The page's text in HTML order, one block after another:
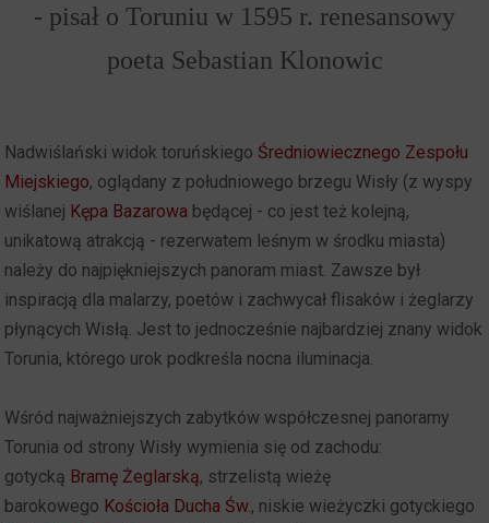
- pisał o Toruniu w 1595 r. renesansowy
poeta Sebastian Klonowic
Nadwiślański widok toruńskiego Średniowiecznego Zespołu
Miejskiego, oglądany z południowego brzegu Wisły (z wyspy
wiślanej Kępa Bazarowa będącej - co jest też kolejną,
unikatową atrakcją - rezerwatem leśnym w środku miasta)
należy do najpiękniejszych panoram miast. Zawsze był
inspiracją dla malarzy, poetów i zachwycał flisaków i żeglarzy
płynących Wisłą. Jest to jednocześnie najbardziej znany widok
Torunia, którego urok podkreśla nocna iluminacja.
Wśród najważniejszych zabytków współczesnej panoramy
Torunia od strony Wisły wymienia się od zachodu:
gotycką Bramę Żeglarską, strzelistą wieżę
barokowego Kościoła Ducha Św., niskie wieżyczki gotyckiego